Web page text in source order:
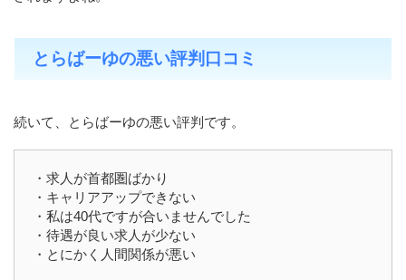
とらばーゆの悪い評判口コミ
続いて、とらばーゆの悪い評判です。
・求人が首都圏ばかり
・キャリアアップできない
・私は40代ですが合いませんでした
・待遇が良い求人が少ない
・とにかく人間関係が悪い